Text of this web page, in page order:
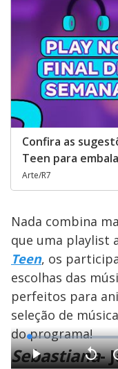
Confira as
Teen para
Arte/R7
Nada combina
que uma playlist
Teen, os
escolhas das
perfeitos para
seleção de
do programa!
Sebastiana-
P V A
L
o
a
d
e